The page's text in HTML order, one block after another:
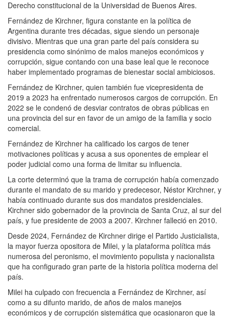
Derecho constitucional de la Universidad de Buenos Aires.
Fernández de Kirchner, figura constante en la política de
Argentina durante tres décadas, sigue siendo un personaje
divisivo. Mientras que una gran parte del país considera su
presidencia como sinónimo de malos manejos económicos y
corrupción, sigue contando con una base leal que le reconoce
haber implementado programas de bienestar social ambiciosos.
Fernández de Kirchner, quien también fue vicepresidenta de
2019 a 2023 ha enfrentado numerosos cargos de corrupción. En
2022 se le condenó de desviar contratos de obras públicas en
una provincia del sur en favor de un amigo de la familia y socio
comercial.
Fernández de Kirchner ha calificado los cargos de tener
motivaciones políticas y acusa a sus oponentes de emplear el
poder judicial como una forma de limitar su influencia.
La corte determinó que la trama de corrupción había comenzado
durante el mandato de su marido y predecesor, Néstor Kirchner, y
había continuado durante sus dos mandatos presidenciales.
Kirchner sido gobernador de la provincia de Santa Cruz, al sur del
país, y fue presidente de 2003 a 2007. Kirchner falleció en 2010.
Desde 2024, Fernández de Kirchner dirige el Partido Justicialista,
la mayor fuerza opositora de Milei, y la plataforma política más
numerosa del peronismo, el movimiento populista y nacionalista
que ha configurado gran parte de la historia política moderna del
país.
Milei ha culpado con frecuencia a Fernández de Kirchner, así
como a su difunto marido, de años de malos manejos
económicos y de corrupción sistemática que ocasionaron que la